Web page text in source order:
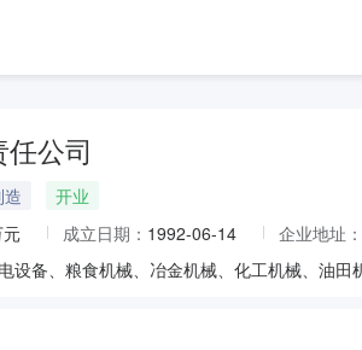
公司
开业
成立日期： 1992-06-14 企业地址：